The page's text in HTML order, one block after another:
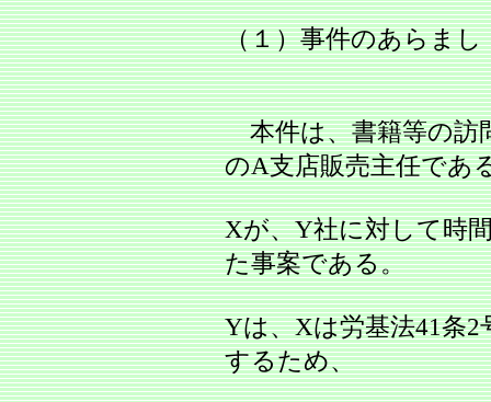
（１）事件のあらまし
本件は、書籍等の訪
のA支店販売主任であ
Xが、Y社に対して時
た事案である。
Yは、Xは労基法41条2
するため、